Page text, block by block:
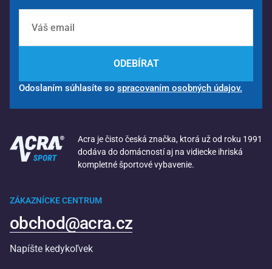
ODEBÍRAT
Odoslaním súhlasíte so spracovaním osobných údajov.
Acra je čisto česká značka, ktorá už od roku 1991
dodáva do domácností aj na vidiecke ihriská
kompletné športové vybavenie.
ZÁKAZNÍCKE CENTRUM
obchod@acra.cz
Napíšte kedykoľvek